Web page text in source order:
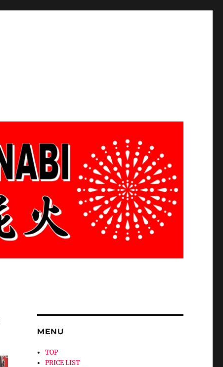
MENU
TOP
PRICE LIST